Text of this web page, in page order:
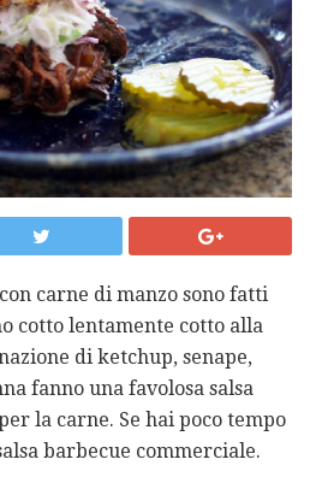
carne di manzo sono fatti
cotto lentamente cotto alla
di ketchup, senape,
fanno una favolosa salsa
la carne. Se hai poco tempo
barbecue commerciale.